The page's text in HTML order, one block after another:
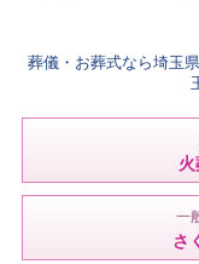
葬儀・お葬式なら埼玉
一
さ